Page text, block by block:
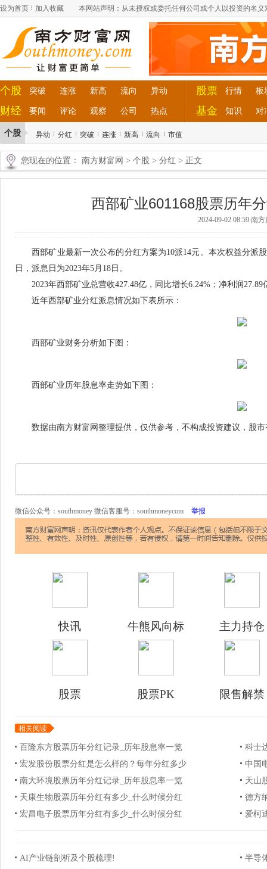
设为首页 加入收藏 本网站声明：从未授权或委托任何公司或个人以投资的名
个股 突破 连涨 新高 流向 异动
财经 要闻 评论 观察 公司 热点
股票 行情 板
基金 知识 对
个股 异动 分红 突破 连涨 新高 流向 市值
您现在的位置： 南方财富网 > 个股 > 分红 > 正文
西部矿业601168股票历年
2024-09-02 08:59 南
西部矿业最新一次公布的分红方案为10派14元。本次权益分派股
日，派息日为2023年5月18日。
2023年西部矿业总营收427.48亿，同比增长6.24%；净利润27.89
近年西部矿业分红派息情况如下表所示：
西部矿业财务分析如下图：
西部矿业历年股息率走势如下图：
数据由南方财富网整理提供，仅供参考，不构成投资建议，股市
微信公众号：southmoney 微信客服号：southmoneycom 举报
快讯 牛熊风向标 主力持仓
股票 股票PK 限售解禁
相关阅读
百隆东方股票历年分红记录_历年股息率一览
科士
宏发股份股票分红是怎么样的？每年分红多少
中国
南大环境股票历年分红记录_历年股息率一览
天山
天康生物股票历年分红有多少_什么时候分红
德方
宏昌电子股票历年分红有多少_什么时候分红
爱柯
AI产业链剖析及个股梳理!
半导